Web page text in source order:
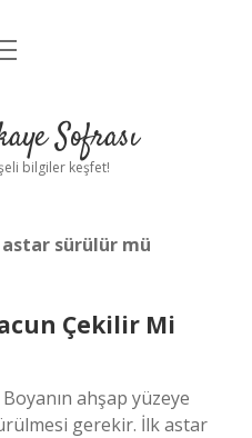
Sofrası
bilgiler keşfet!
sürülür mü
Çekilir Mi
ahşap yüzeye
gerekir. İlk astar